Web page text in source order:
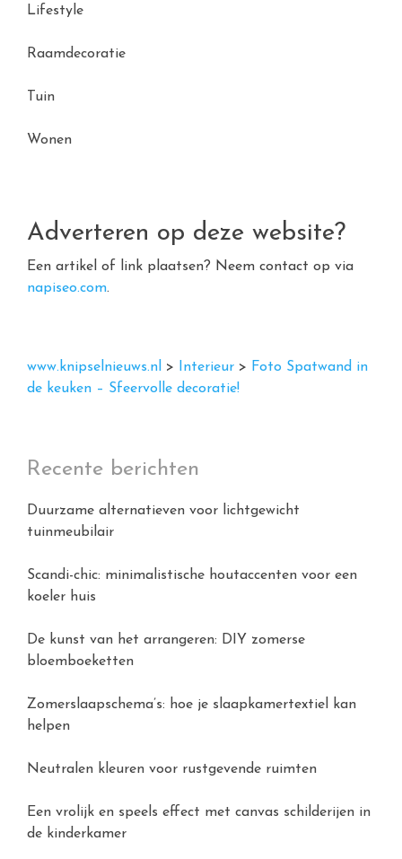
Lifestyle
Raamdecoratie
Tuin
Wonen
Adverteren op deze website?
Een artikel of link plaatsen? Neem contact op via
napiseo.com.
www.knipselnieuws.nl > Interieur > Foto Spatwand in
de keuken – Sfeervolle decoratie!
Recente berichten
Duurzame alternatieven voor lichtgewicht
tuinmeubilair
Scandi-chic: minimalistische houtaccenten voor een
koeler huis
De kunst van het arrangeren: DIY zomerse
bloemboeketten
Zomerslaapschema’s: hoe je slaapkamertextiel kan
helpen
Neutralen kleuren voor rustgevende ruimten
Een vrolijk en speels effect met canvas schilderijen in
de kinderkamer